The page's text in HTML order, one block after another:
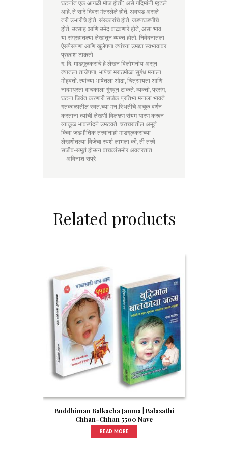
घटनांत एक आगळी मौज होती’, असे गदिमांनी म्हटले
आहे. ते सारे दिवस मंतरलेले होते. अवघड असले
तरी उभारीचे होते. संस्कारांचे होते, जडणघडणीचे
होते, उत्साह आणि उमेद वाढवणारे होते, असा भाव
या संग्रहातल्या लेखांतून व्यक्त होतो. निवेदनातला
ऐसपैसपणा आणि खुलेपणा त्यांच्या उमद्या स्वभावावर
प्रकाश टाकतो.
ग. दि. माडगूळकरांचे हे लेखन विलोभनीय असून
त्यातला ताजेपणा, भाषेचा मराठमोळा सुगंध मनाला
मोहवतो. त्यांच्या भाषेतला ओढा, चित्रमयता आणि
नादमधुरता वाचकाला गुंगवून टाकते. व्यक्ती, प्रसंग,
घटना जिवंत करणारी सर्जक प्रतिभा मनाला भावते.
गतकाळातील स्वत:च्या मन:स्थितीचे अचूक वर्णन
करताना त्यांची लेखणी विलक्षण संयम धारण करून
व्याकूळ भावस्पंदने उमटवते. चराचरातील अमूर्त
किंवा जडभौतिक तत्त्वांनाही माडगूळकरांच्या
लेखणीतल्या विजेचा स्पर्श लाभला की, ती तत्त्वे
सजीव-समूर्त होऊन वाचकांसमोर अवतरतात.
– अविनाश सप्रे
Related products
Buddhiman Balkacha Janma | Balasathi
Chhan-Chhan 5500 Nave
READ MORE